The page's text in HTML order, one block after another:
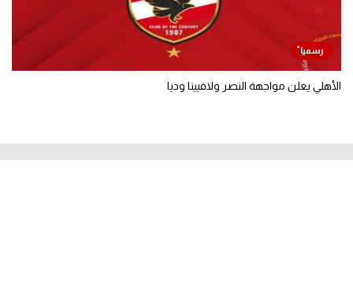
الأهلي يعلن مواجهة النصر ولافيينا وديا